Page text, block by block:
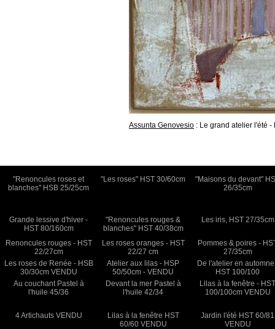
Assunta Genovesio : Le grand atelier l'été -
"Renoncules roses et
blanches" HSB 25/25cm
"Les roses" HST 30/60cm
"Maisons du devant"
26/35cm
Grande lessive d'hiver -
HST 80/160cm
"Renoncules rouges &
blanches" HST 40/38cm
Les iris, HST 27/35cm
Renoncules rouges - HST
22/27cm
Les roses oranges - HST
22/27 cm
Pommes & poires -
27/35cm
Les roses de Renée - HSB
30/30cm VENDU
Atelier aux lilas - HSP
50/50cm - VENDU
De l'atelier en
HST 100/100
Au couchant Pastel à
l'huile 45/36
Devant la mer Pastel à
l'huile 42/34
Lilas à la fenêtre -
100/100cm VENDU
4 Artichauts VENDU
Lilas à la fenêtre HST
60/60 VENDU
Jardin l'été HST 60/81
VENDU